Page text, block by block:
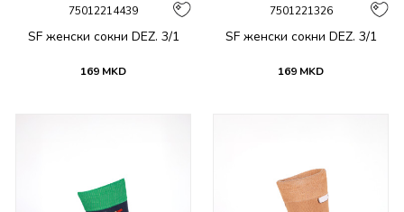
75012214439
SF женски сокни DEZ. 3/1
169 MKD
7501221326
SF женски сокни DEZ. 3/1
169 MKD